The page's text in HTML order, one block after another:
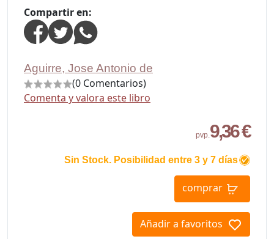
Compartir en:
Aguirre, Jose Antonio de
(0 Comentarios)
Comenta y valora este libro
pvp.9,36 €
Sin Stock. Posibilidad entre 3 y 7 días
comprar
Añadir a favoritos